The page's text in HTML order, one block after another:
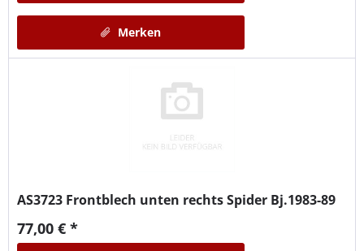
Merken
AS3723 Frontblech unten rechts Spider Bj.1983-89
77,00 € *